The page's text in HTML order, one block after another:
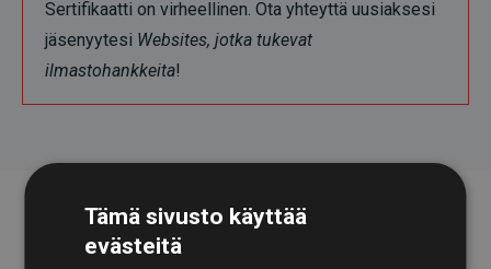
Sertifikaatti on virheellinen. Ota yhteyttä uusiaksesi
jäsenyytesi Websites, jotka tukevat
ilmastohankkeita!
Tämä sivusto käyttää
evästeitä